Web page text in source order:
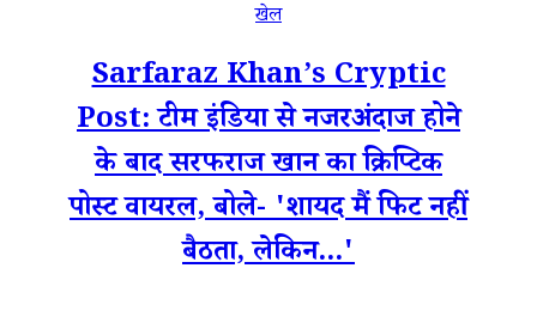
खेल
Sarfaraz Khan’s Cryptic
Post: टीम इंडिया से नजरअंदाज होने
के बाद सरफराज खान का क्रिप्टिक
पोस्ट वायरल, बोले- 'शायद मैं फिट नहीं
बैठता, लेकिन...'